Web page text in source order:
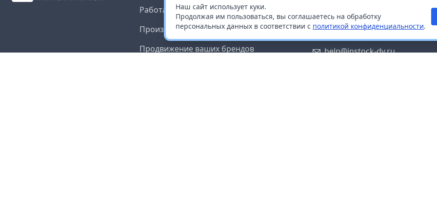
Наш сайт использует куки.
Продолжая им пользоваться, вы соглашаетесь на обработку
персональных данных в соответствии с политикой конфиденциальности.
Работа с платформой
Производителям и дистрибьюторам
Продвижение ваших брендов
Заказать звонок
help@instock-dv.ru